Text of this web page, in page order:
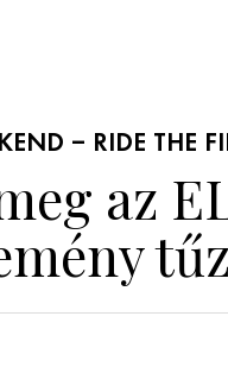
– RIDE THE
az